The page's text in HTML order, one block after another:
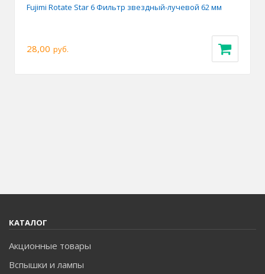
Fujimi Rotate Star 6 Фильтр звездный-лучевой 62 мм
28,00 руб.
КАТАЛОГ
Акционные товары
Вспышки и лампы